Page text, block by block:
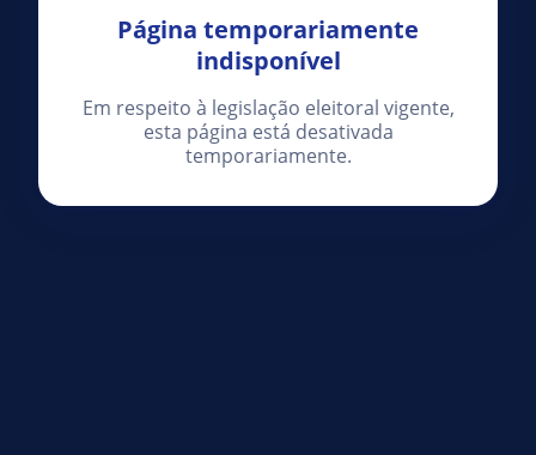
Página temporariamente
indisponível
Em respeito à legislação eleitoral vigente,
esta página está desativada
temporariamente.